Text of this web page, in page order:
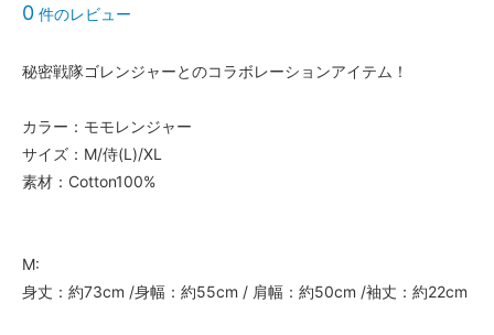
0 件のレビュー
秘密戦隊ゴレンジャーとのコラボレーションアイテム！
カラー：モモレンジャー
サイズ：M/侍(L)/XL
素材：Cotton100%
M:
身丈：約73cm /身幅：約55cm / 肩幅：約50cm /袖丈：約22cm